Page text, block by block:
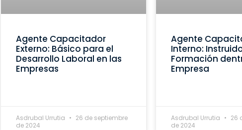
Agente Capacitador
Externo: Básico para el
Desarrollo Laboral en las
Empresas
Asdrubal Urrutia
26 de septiembre
de 2024
Agente
Interno:
Formación
Empresa
Asdrubal Urrutia
26
de 2024